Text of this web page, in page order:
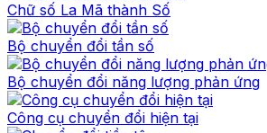
Chữ số La Mã thành Số
Bộ chuyển đổi tần số
Bộ chuyển đổi năng lượng phản ứng
Công cụ chuyển đổi hiện tại